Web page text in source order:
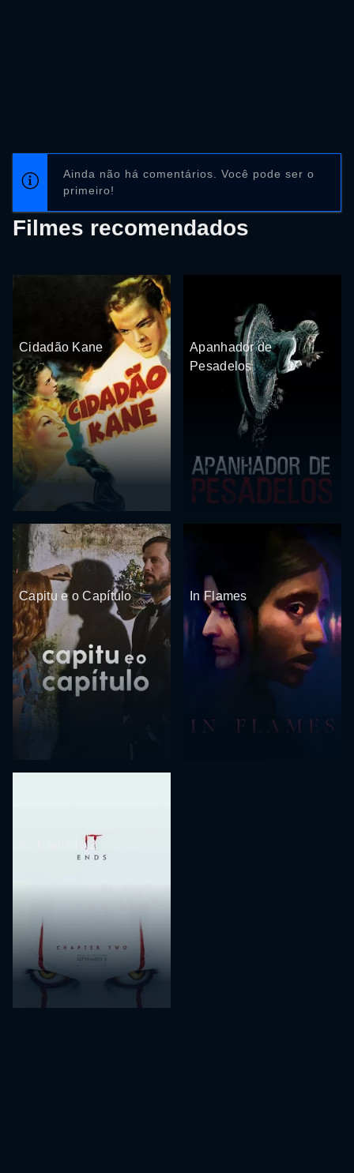
Ainda não há comentários. Você pode ser o
primeiro!
Filmes recomendados
Cidadão Kane
Apanhador de
Pesadelos
Capitu e o Capítulo In Flames
It - Capítulo 2